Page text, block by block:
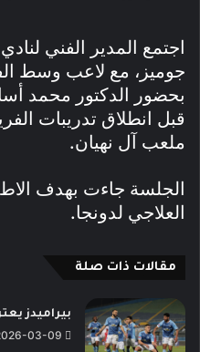
اجتمع المدير الفني
جوميز، مع لاعب وسط
بحضور الدكتور محمد
قبل انطلاق تدريبات
ملعب آل نهيان.
الجلسة جاءت بهدف
العلاجي لدونجا.
مقالات ذات صلة
بيراميدز
03-09